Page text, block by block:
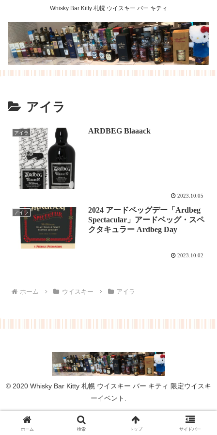
Whisky Bar Kitty 札幌 ウイスキー バー キティ
アイラ
アイラ ARDBEG Blaaack
2023.10.05
アイラ
2024 アードベッグデー「Ardbeg
Spectacular」アードベッグ・スペ
クタキュラー Ardbeg Day
2023.10.02
ホーム ウイスキー アイラ
© 2020 Whisky Bar Kitty 札幌 ウイスキー バー キティ 限定ウイスキ
ーイベント.
ホーム 検索 トップ サイドバー